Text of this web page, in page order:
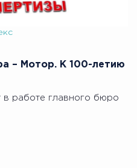
– Мотор. К 100-летию
в работе главного бюро